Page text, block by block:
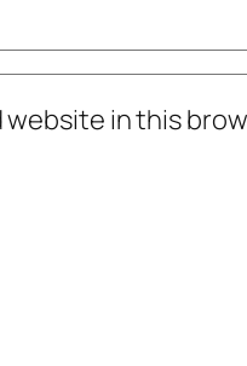
website in this